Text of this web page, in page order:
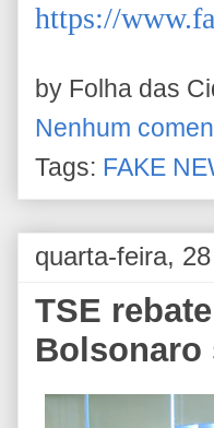
https://
by Folha das
Nenhum
Tags: FAKE
quarta-feira,
TSE
Bolsonaro